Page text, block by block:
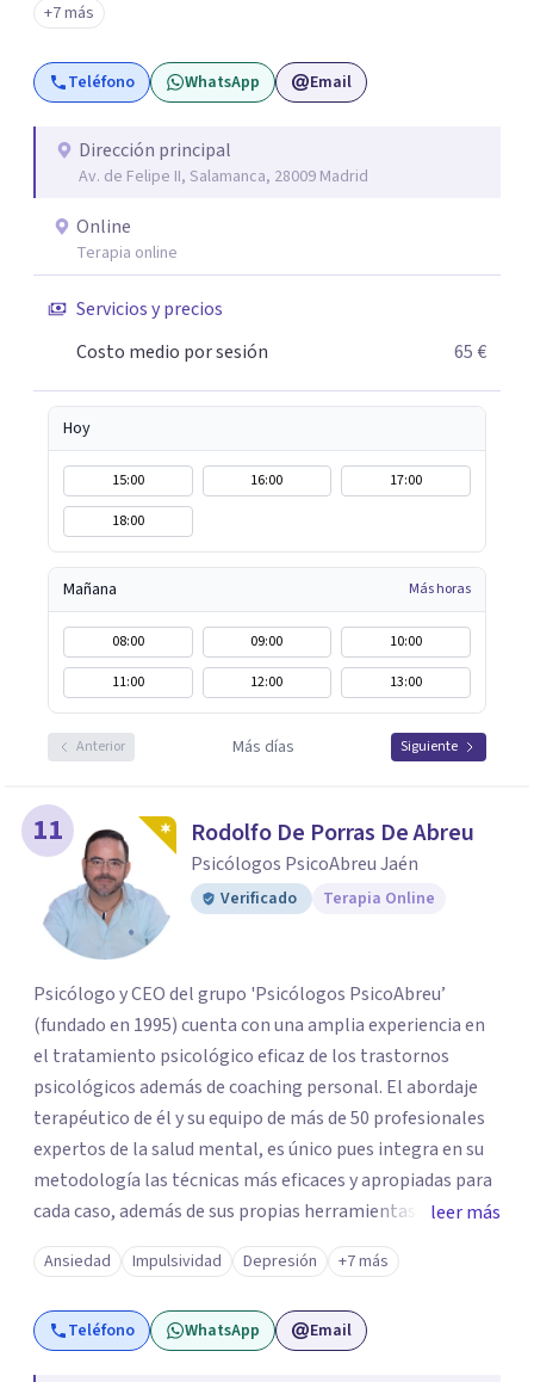
+7 más
Teléfono WhatsApp Email
Dirección principal
Av. de Felipe II, Salamanca, 28009 Madrid
Online
Terapia online
Servicios y precios
Costo medio por sesión
65 €
Hoy
15:00 16:00
17:00
18:00
Mañana Más horas
08:00 09:00
10:00
11:00
12:00 13:00
Anterior Más días Siguiente
11 Rodolfo De Porras De Abreu
Psicólogos PsicoAbreu Jaén
Verificado Terapia Online
Psicólogo y CEO del grupo 'Psicólogos PsicoAbreu’
(fundado en 1995) cuenta con una amplia experiencia en
el tratamiento psicológico eficaz de los trastornos
psicológicos además de coaching personal. El abordaje
terapéutico de él y su equipo de más de 50 profesionales
expertos de la salud mental, es único pues integra en su
metodología las técnicas más eficaces y apropiadas para
cada caso, además de sus propias herramientas y técnicas
psicológicas que le hacen un equipo de profesionales
único en su campo. Rodolfo de Porras hace énfasis en la
importancia de trabajar no solo el síntoma que trae a la
persona a consulta sino tratar la raíz del problema para
leer más
Ansiedad Impulsividad Depresión +7 más
Teléfono WhatsApp Email